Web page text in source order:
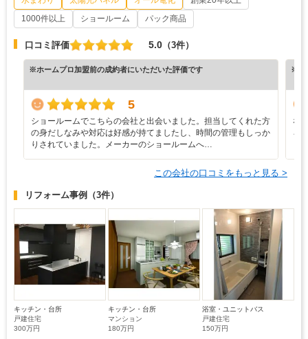
1000件以上
ショールーム パック商品
口コミ評価 5.0 （3件）
※ホームプロ加盟前の成約者にいただいた評価です
5
ショールームでこちらの会社と出会いました。担当してくれた方
の身だしなみや対応は好感が持てましたし、時間の管理もしっか
りされていました。メーカーのショールームへ…
※ホ
な
ろ
この会社の口コミをもっと見る >
リフォーム事例 （3件）
キッチン・台所
戸建住宅
300万円
キッチン・台所
マンション
180万円
浴室・ユニットバス
戸建住宅
150万円